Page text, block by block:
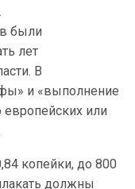
были
лет
В
и «выполнение
или
копейки, до 800
должны